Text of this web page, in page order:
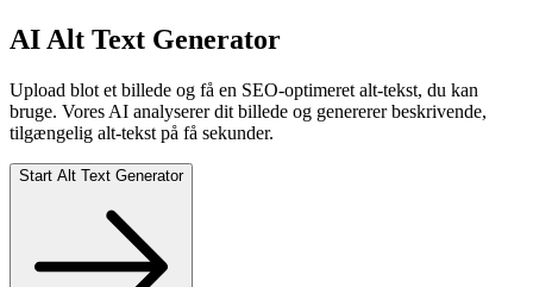
AI Alt Text Generator
Upload blot et billede og få en SEO-optimeret alt-tekst, du kan
bruge. Vores AI analyserer dit billede og genererer beskrivende,
tilgængelig alt-tekst på få sekunder.
Start Alt Text Generator